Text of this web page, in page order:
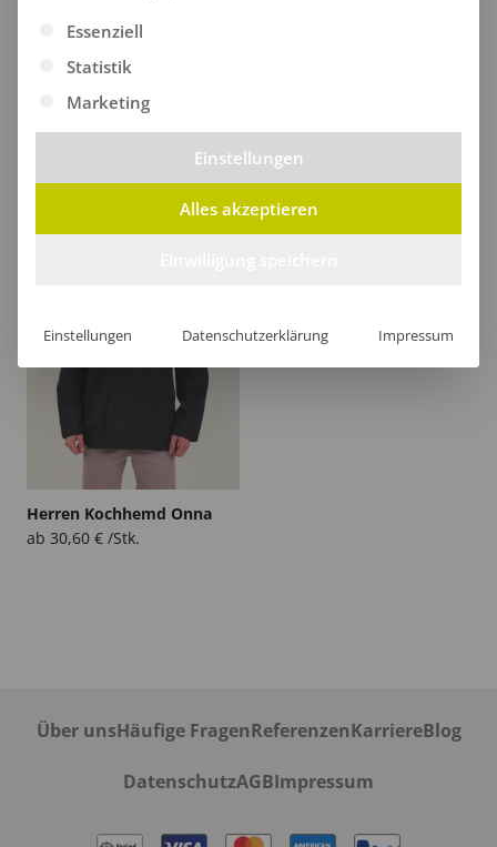
Günstig
Preiswerte Produkte mit guter Qualität für z.B.
Herren Kochhemd Onna
ab 30,60 € /Stk.
Über unsHäufige FragenReferenzenKarriereBlog
DatenschutzAGBImpressum
Es folgt eine Liste der Service-Gruppen, für die eine
Essenziell
Statistik
Marketing
Einstellungen
Alles akzeptieren
Einstellungen Datenschutzerklärung Impressum